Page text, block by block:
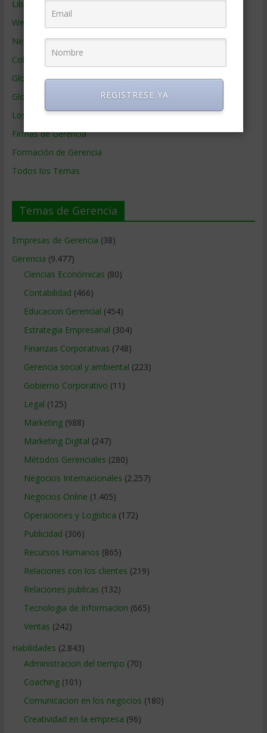
Libros de Gerencia
Webs de Gerencia
Negocios por País
Colaboradores de Gerencia
Glosario
Glosario Inglés – Español
Los mejores MBA
Firmas de Gerencia
Formación de Gerencia
Todos los Temas
Temas de Gerencia
Empresas de Gerencia (38)
Gerencia (9.477)
Ciencias Económicas (80)
Contabilidad (466)
Educacion Gerencial (454)
Estrategia Empresarial (304)
Finanzas Corporativas (748)
Gerencia social y ambiental (223)
Gobierno Corporativo (11)
Legal (125)
Marketing(988)
Marketing Digital (247)
Métodos Gerenciales (280)
Negocios Internacionales (2.257)
Negocios Online (1.405)
Operaciones y Logística (172)
Publicidad (306)
Recursos Humanos (865)
Relaciones con los clientes (219)
Relaciones publicas (132)
Tecnologia de Informacion (665)
Ventas (242)
Habilidades (2.843)
Administracion del tiempo (70)
Coaching(101)
Comunicacion en los negocios (180)
Creatividad en la empresa (96)
REGISTRESE YA